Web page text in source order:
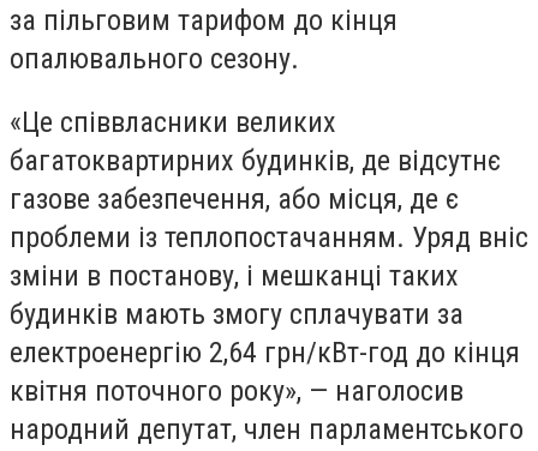
за пільговим тарифом до кінця
опалювального сезону.
«Це співвласники великих
багатоквартирних будинків, де відсутнє
газове забезпечення, або місця, де є
проблеми із теплопостачанням. Уряд вніс
зміни в постанову, і мешканці таких
будинків мають змогу сплачувати за
електроенергію 2,64 грн/кВт-год до кінця
квітня поточного року», — наголосив
народний депутат, член парламентського